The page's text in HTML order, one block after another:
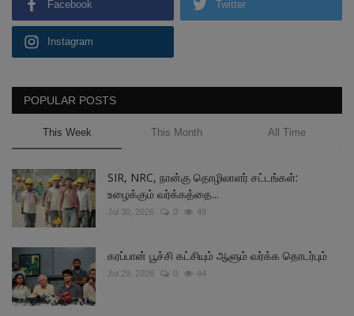
Facebook Twitter
Instagram
POPULAR POSTS
This Week This Month All Time
SIR, NRC, நான்கு தொழிலாளர் சட்டங்கள்:
உழைக்கும் வர்க்கத்தை...
Jul 30, 2026 0 49
கரப்பான் பூச்சி கட்சியும் ஆளும் வர்க்க தொடர்பும்
Jul 29, 2026 0 44